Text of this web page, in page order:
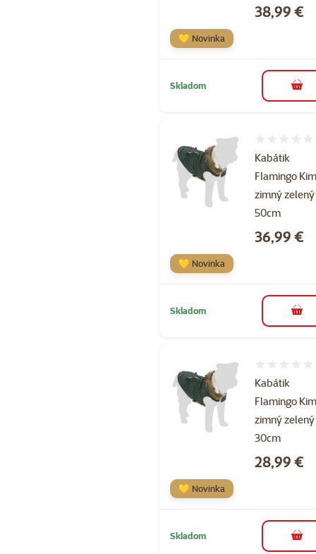
Cena
38,99 €
💛 Novinka
Skladom do
Kabátik
Flamingo
zimný zelený
50cm
Cena
36,99 €
💛 Novinka
Skladom do
Kabátik
Flamingo
zimný zelený
30cm
Cena
28,99 €
💛 Novinka
Skladom do